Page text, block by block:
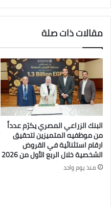
مقالات ذات صلة
البنك الزراعي المصري يكرّم عدداً
من موظفيه المتميزين لتحقيق
ارقام استثنائية في القروض
الشخصية خلال الربع الأول من 2026
منذ يوم واحد